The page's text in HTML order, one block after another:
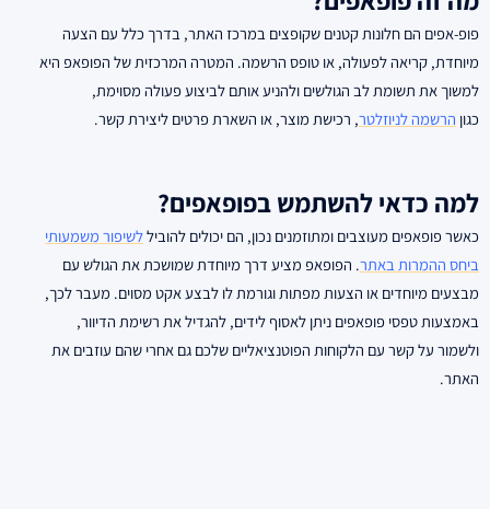
פופ-אפים הם חלונות קטנים שקופצים במרכז האתר, בדרך כלל עם הצעה
מיוחדת, קריאה לפעולה, או טופס הרשמה. המטרה המרכזית של הפופאפ היא
למשוך את תשומת לב הגולשים ולהניע אותם לביצוע פעולה מסוימת,
כגון הרשמה לניוזלטר, רכישת מוצר, או השארת פרטים ליצירת קשר.
למה כדאי להשתמש בפופאפים?
כאשר פופאפים מעוצבים ומתוזמנים נכון, הם יכולים להוביללשיפור משמעותי
ביחס ההמרות באתר. הפופאפ מציע דרך מיוחדת שמושכת את הגולש עם
מבצעים מיוחדים או הצעות מפתות וגורמת לו לבצע אקט מסוים. מעבר לכך,
באמצעות טפסי פופאפים ניתן לאסוף לידים, להגדיל את רשימת הדיוור,
ולשמור על קשר עם הלקוחות הפוטנציאליים שלכם גם אחרי שהם עוזבים את
האתר.